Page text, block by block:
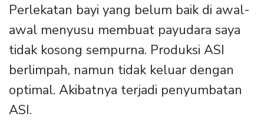
Perlekatan bayi yang belum baik di awal-
awal menyusu membuat payudara saya
tidak kosong sempurna. Produksi ASI
berlimpah, namun tidak keluar dengan
optimal. Akibatnya terjadi penyumbatan
ASI.